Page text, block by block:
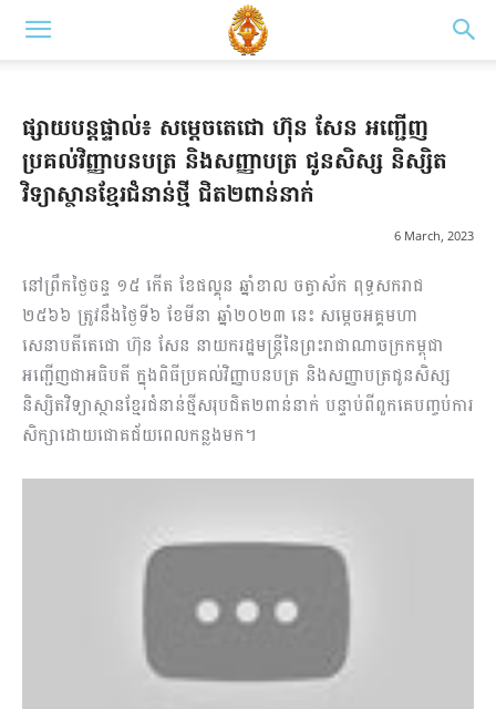
ផ្សាយបន្តផ្ទាល់៖ សម្តេចតេជោ ហ៊ុន សែន អញ្ជើញ
ប្រគល់វិញ្ញាបនបត្រ និងសញ្ញាបត្រ ជូនសិស្ស និស្សិត
វិទ្យាស្ថានខ្មែរជំនាន់ថ្មី ជិត២ពាន់នាក់
6 March, 2023
នៅព្រឹកថ្ងៃចន្ទ ១៥ កើត ខែផល្គុន ឆ្នាំខាល ចត្វាស័ក ពុទ្ធសករាជ
២៥៦៦ ត្រូវនឹងថ្ងៃទី៦ ខែមីនា ឆ្នាំ២០២៣ នេះ សម្តេចអគ្គមហា
សេនាបតីតេជោ ហ៊ុន សែន នាយករដ្ឋមន្ត្រីនៃព្រះរាជាណាចក្រកម្ពុជា
អញ្ជើញជាអធិបតី ក្នុងពិធីប្រគល់វិញ្ញាបនបត្រ និងសញ្ញាបត្រជូនសិស្ស
និស្សិតវិទ្យាស្ថានខ្មែរជំនាន់ថ្មីសរុបជិត២ពាន់នាក់ បន្ទាប់ពីពួកគេបញ្ចប់ការ
សិក្សាដោយជោគជ័យពេលកន្លងមក។